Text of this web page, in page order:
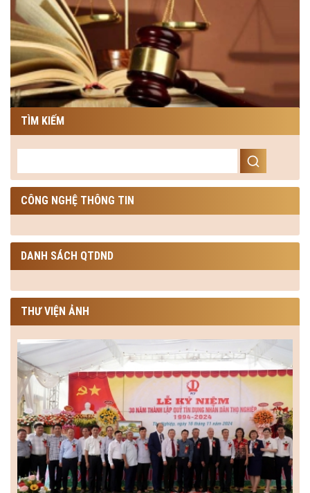
TÌM KIẾM
CÔNG NGHỆ THÔNG TIN
DANH SÁCH QTDND
THƯ VIỆN ẢNH